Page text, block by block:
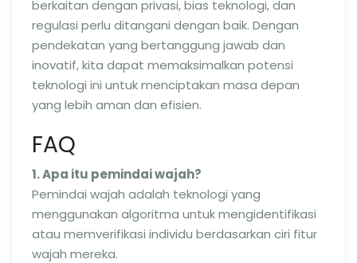
berkaitan dengan privasi, bias teknologi, dan
regulasi perlu ditangani dengan baik. Dengan
pendekatan yang bertanggung jawab dan
inovatif, kita dapat memaksimalkan potensi
teknologi ini untuk menciptakan masa depan
yang lebih aman dan efisien.
FAQ
1. Apa itu pemindai wajah?
Pemindai wajah adalah teknologi yang
menggunakan algoritma untuk mengidentifikasi
atau memverifikasi individu berdasarkan ciri fitur
wajah mereka.